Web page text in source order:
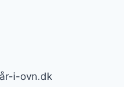
i-ovn.dk